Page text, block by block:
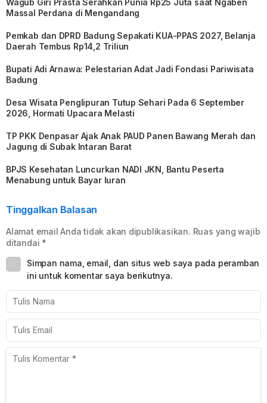
Massal Perdana di Mengandang
Pemkab dan DPRD Badung Sepakati KUA-PPAS 2027, Belanja
Daerah Tembus Rp14,2 Triliun
Bupati Adi Arnawa: Pelestarian Adat Jadi Fondasi Pariwisata
Badung
Desa Wisata Penglipuran Tutup Sehari Pada 6 September
2026, Hormati Upacara Melasti
TP PKK Denpasar Ajak Anak PAUD Panen Bawang Merah dan
Jagung di Subak Intaran Barat
BPJS Kesehatan Luncurkan NADI JKN, Bantu Peserta
Menabung untuk Bayar Iuran
Tinggalkan Balasan
Alamat email Anda tidak akan dipublikasikan. Ruas yang wajib
ditandai *
Simpan nama, email, dan situs web saya pada peramban
ini untuk komentar saya berikutnya.